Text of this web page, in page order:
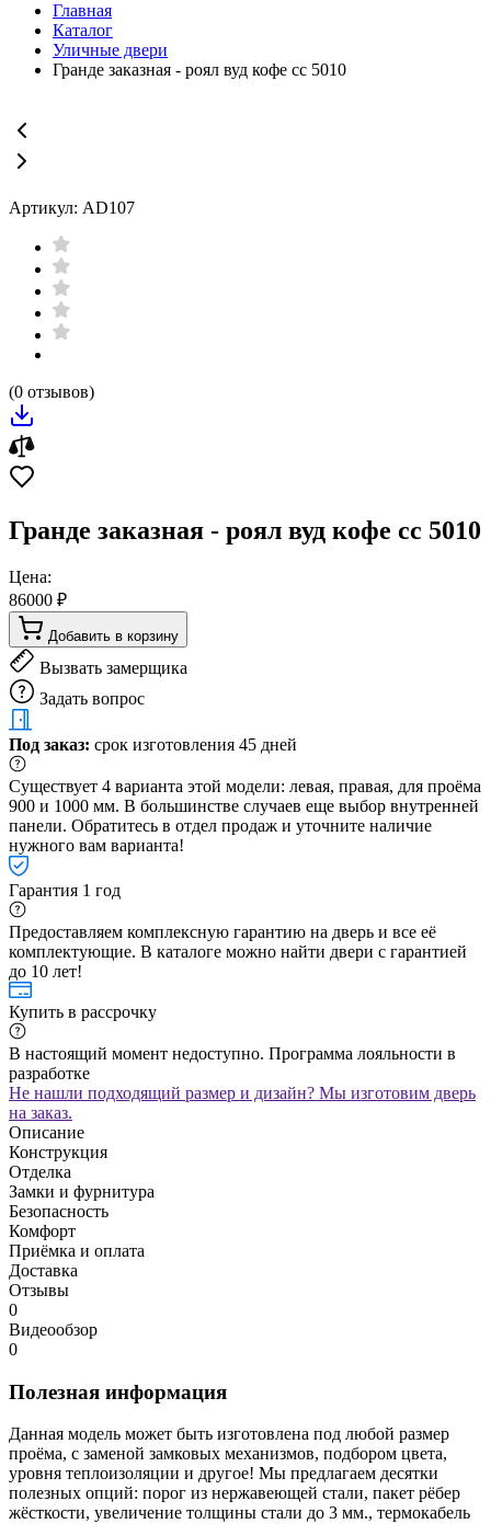
Главная
Каталог
Уличные двери
Гранде заказная - роял вуд кофе сс 5010
Артикул: AD107
(0 отзывов)
Гранде заказная - роял вуд кофе сс 5010
Цена:
86000 ₽
Добавить в корзину
Вызвать замерщика
Задать вопрос
Под заказ: срок изготовления 45 дней
Существует 4 варианта этой модели: левая, правая, для проёма
900 и 1000 мм. В большинстве случаев еще выбор внутренней
панели. Обратитесь в отдел продаж и уточните наличие
нужного вам варианта!
Гарантия 1 год
Предоставляем комплексную гарантию на дверь и все её
комплектующие. В каталоге можно найти двери с гарантией
до 10 лет!
Купить в рассрочку
В настоящий момент недоступно. Программа лояльности в
разработке
Не нашли подходящий размер и дизайн? Мы изготовим дверь
на заказ.
Описание
Конструкция
Отделка
Замки и фурнитура
Безопасность
Комфорт
Приёмка и оплата
Доставка
Отзывы
0
Видеообзор
0
Полезная информация
Данная модель может быть изготовлена под любой размер
проёма, с заменой замковых механизмов, подбором цвета,
уровня теплоизоляции и другое! Мы предлагаем десятки
полезных опций: порог из нержавеющей стали, пакет рёбер
жёсткости, увеличение толщины стали до 3 мм., термокабель